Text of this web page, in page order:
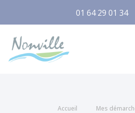
01 64 29 01 34
Accueil Mes